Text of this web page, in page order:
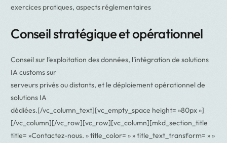
exercices pratiques, aspects réglementaires
Conseil stratégique et opérationnel
Conseil sur l’exploitation des données, l’intégration de solutions
IA customs sur
serveurs privés ou distants, et le déploiement opérationnel de
solutions IA
dédiées.[/vc_column_text][vc_empty_space height= »80px »]
[/vc_column][/vc_row][vc_row][vc_column][mkd_section_title
title= »Contactez-nous. » title_color= » » title_text_transform= » »